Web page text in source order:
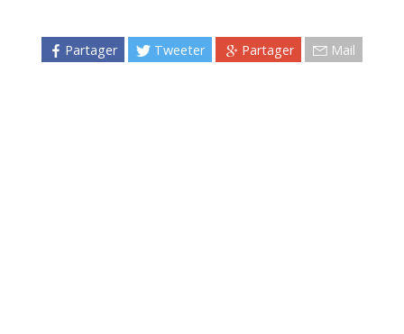
Partager Tweeter Partager Mail